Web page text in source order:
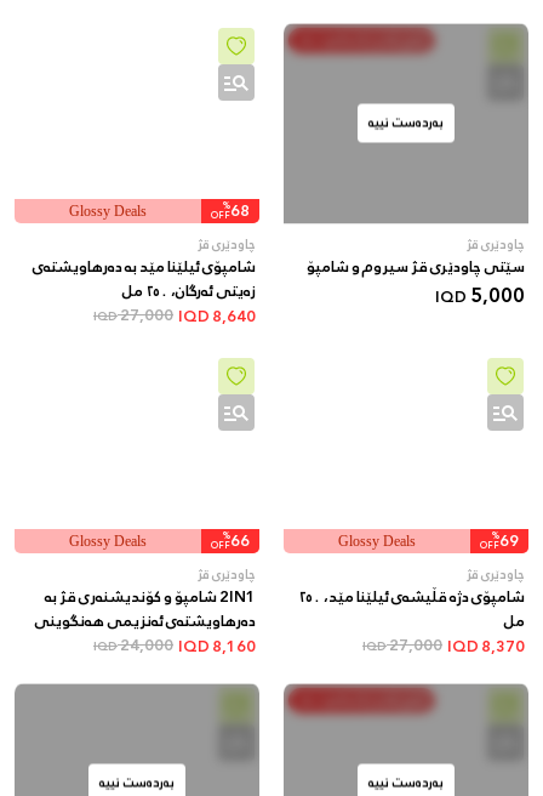
بەردەست نییە
چاودێری قژ
سێتی چاودێری قژ سیروم و شامپۆ
5,000
IQD
68
%
OFF
Glossy Deals
چاودێری قژ
شامپۆی ئیلێنا مێد بە دەرهاویشتەی
زەیتی ئەرگان، ٢٥٠ مل
8,640
27,000
IQD
69
%
OFF
Glossy Deals
چاودێری قژ
شامپۆی دژە قڵیشەی ئیلێنا مێد، ٢٥٠
مل
8,370
27,000
IQD
66
%
OFF
Glossy Deals
چاودێری قژ
2IN1 شامپۆ و کۆندیشنەری قژ بە
دەرهاویشتەی ئەنزیمی هەنگوینی
سروشتی
8,160
24,000
IQD
بەردەست نییە بەردەست نییە